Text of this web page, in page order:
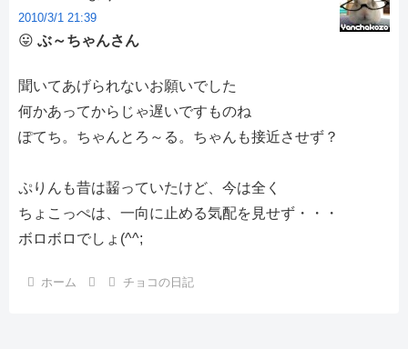
2010/3/1 21:39
😛 ぶ～ちゃんさん
聞いてあげられないお願いでした
何かあってからじゃ遅いですものね
ぽてち。ちゃんとろ～る。ちゃんも接近させず？
ぷりんも昔は齧っていたけど、今は全く
ちょこっぺは、一向に止める気配を見せず・・・
ボロボロでしょ(^^;
ホーム チョコの日記